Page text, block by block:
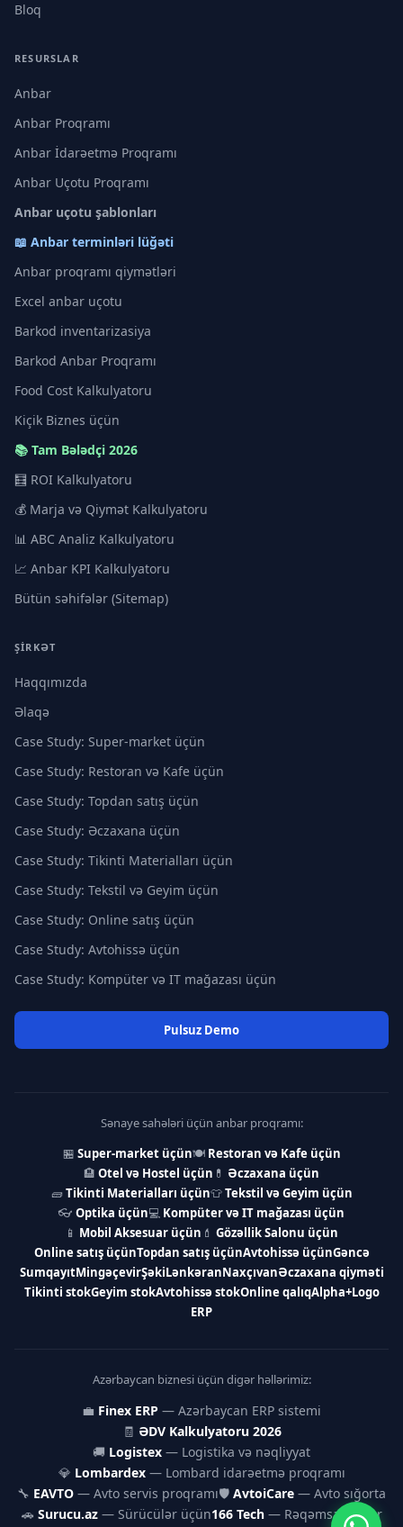
Bloq
RESURSLAR
Anbar
Anbar Proqramı
Anbar İdarəetmə Proqramı
Anbar Uçotu Proqramı
Anbar uçotu şablonları
📖 Anbar terminləri lüğəti
Anbar proqramı qiymətləri
Excel anbar uçotu
Barkod inventarizasiya
Barkod Anbar Proqramı
Food Cost Kalkulyatoru
Kiçik Biznes üçün
📚 Tam Bələdçi 2026
🧮 ROI Kalkulyatoru
💰 Marja və Qiymət Kalkulyatoru
📊 ABC Analiz Kalkulyatoru
📈 Anbar KPI Kalkulyatoru
Bütün səhifələr (Sitemap)
ŞIRKƏT
Haqqımızda
Əlaqə
Case Study: Super-market üçün
Case Study: Restoran və Kafe üçün
Case Study: Topdan satış üçün
Case Study: Əczaxana üçün
Case Study: Tikinti Materialları üçün
Case Study: Tekstil və Geyim üçün
Case Study: Online satış üçün
Case Study: Avtohissə üçün
Case Study: Kompüter və IT mağazası üçün
Pulsuz Demo
Sənaye sahələri üçün anbar proqramı:
🏪 Super-market üçün🍽 Restoran və Kafe üçün
🏨 Otel və Hostel üçün 💊 Əczaxana üçün
🧱Tikinti Materialları üçün👕Tekstil və Geyim üçün
👓 Optika üçün💻 Kompüter və IT mağazası üçün
📱 Mobil Aksesuar üçün 💄 Gözəllik Salonu üçün
Online satış üçünTopdan satış üçünAvtohissə üçünGəncə
SumqayıtMingəçevirŞəkiLənkəranNaxçıvanƏczaxana qiyməti
Tikinti stokGeyim stokAvtohissə stokOnline qalıqAlpha+Logo
ERP
Azərbaycan biznesi üçün digər həllərimiz:
💼 Finex ERP — Azərbaycan ERP sistemi
🧾 ƏDV Kalkulyatoru 2026
🚚 Logistex — Logistika və nəqliyyat
💎 Lombardex— Lombard idarəetmə proqramı
🔧 EAVTO — Avto servis proqramı🛡 AvtoiCare — Avto sığorta
🚗 Surucu.az— Sürücülər üçün166 Tech— Rəqəmsal həllər